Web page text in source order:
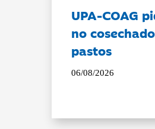
UPA-COAG
no
pastos
06/08/2026